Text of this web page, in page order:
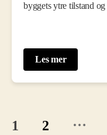
byggets ytre tilstand
Les mer
1 2 …